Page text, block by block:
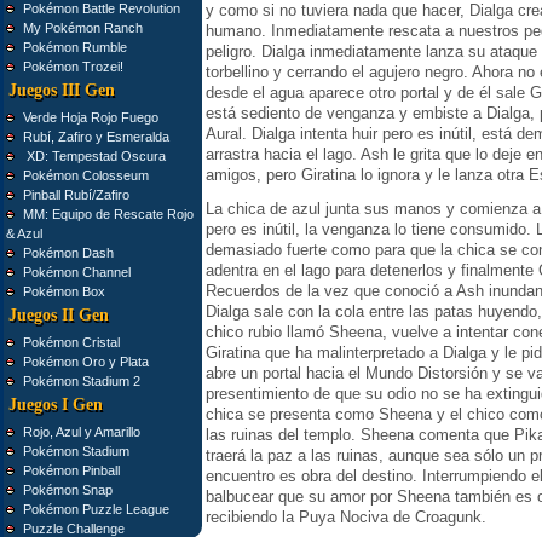
Pokémon Battle Revolution
My Pokémon Ranch
Pokémon Rumble
Pokémon Trozei!
Juegos III Gen
Verde Hoja Rojo Fuego
Rubí, Zafiro y Esmeralda
XD: Tempestad Oscura
Pokémon Colosseum
Pinball Rubí/Zafiro
MM: Equipo de Rescate Rojo
& Azul
Pokémon Dash
Pokémon Channel
Pokémon Box
Juegos II Gen
Pokémon Cristal
Pokémon Oro y Plata
Pokémon Stadium 2
Juegos I Gen
Rojo, Azul y Amarillo
Pokémon Stadium
Pokémon Pinball
Pokémon Snap
Pokémon Puzzle League
Puzzle Challenge
y como si no tuviera nada que hacer, Dialga
humano. Inmediatamente rescata a nuestros
peligro. Dialga inmediatamente lanza su
torbellino y cerrando el agujero negro. Ahora
desde el agua aparece otro portal y de él sale
está sediento de venganza y embiste a Dialga,
Aural. Dialga intenta huir pero es inútil, está
arrastra hacia el lago. Ash le grita que lo deje
amigos, pero Giratina lo ignora y le lanza otra
La chica de azul junta sus manos y comienza
pero es inútil, la venganza lo tiene consumido.
demasiado fuerte como para que la chica se
adentra en el lago para detenerlos y finalmente
Recuerdos de la vez que conoció a Ash
Dialga sale con la cola entre las patas
chico rubio llamó Sheena, vuelve a intentar
Giratina que ha malinterpretado a Dialga y le
abre un portal hacia el Mundo Distorsión y se
presentimiento de que su odio no se ha
chica se presenta como Sheena y el chico
las ruinas del templo. Sheena comenta que
traerá la paz a las ruinas, aunque sea sólo un
encuentro es obra del destino. Interrumpiendo
balbucear que su amor por Sheena también es
recibiendo la Puya Nociva de Croagunk.